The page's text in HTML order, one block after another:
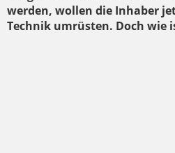
werden, wollen die Inhaber
Technik umrüsten. Doch wie